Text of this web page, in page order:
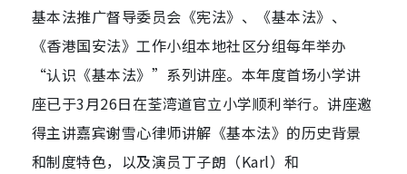
基本法推广督导委员会《宪法》、《基本法》、
《香港国安法》工作小组本地社区分组每年举办
“认识《基本法》”系列讲座。本年度首场小学讲
座已于3月26日在荃湾道官立小学顺利举行。讲座邀
得主讲嘉宾谢雪心律师讲解《基本法》的历史背景
和制度特色，以及演员丁子朗（Karl）和